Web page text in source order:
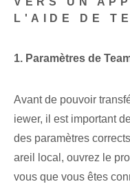
L'AIDE DE
1. Paramètres de
Avant de pouvoir
iewer, il est important
des paramètres
areil local, ouvrez le
vous que vous êtes